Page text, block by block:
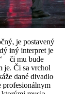
je postavený
iný interpret je
– či mu bude
je. Či sa vrchol
dané divadlo
profesionálnym